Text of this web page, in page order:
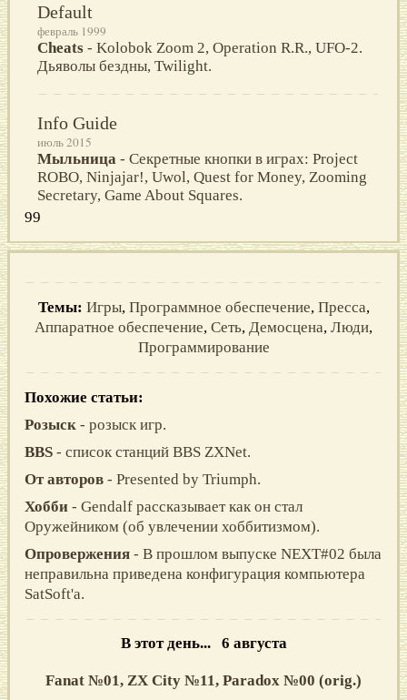
Default
февраль 1999
Cheats - Kolobok Zoom 2, Operation R.R., UFO-2.
Дьяволы бездны, Twilight.
Info Guide
июль 2015
Мыльница - Секретные кнопки в играх: Project
ROBO, Ninjajar!, Uwol, Quest for Money, Zooming
Secretary, Game About Squares.
99
Темы: Игры, Программное обеспечение, Пресса,
Аппаратное обеспечение, Сеть, Демосцена, Люди,
Программирование
Похожие статьи:
Розыск - розыск игр.
BBS - список станций BBS ZXNet.
От авторов - Presented by Triumph.
Хобби - Gendalf рассказывает как он стал
Оружейником (об увлечении хоббитизмом).
Опровержения - В прошлом выпуске NEXT#02 была
неправильна приведена конфигурация компьютера
SatSoft'а.
В этот день... 6 августа
Fanat №01, ZX City №11, Paradox №00 (orig.)